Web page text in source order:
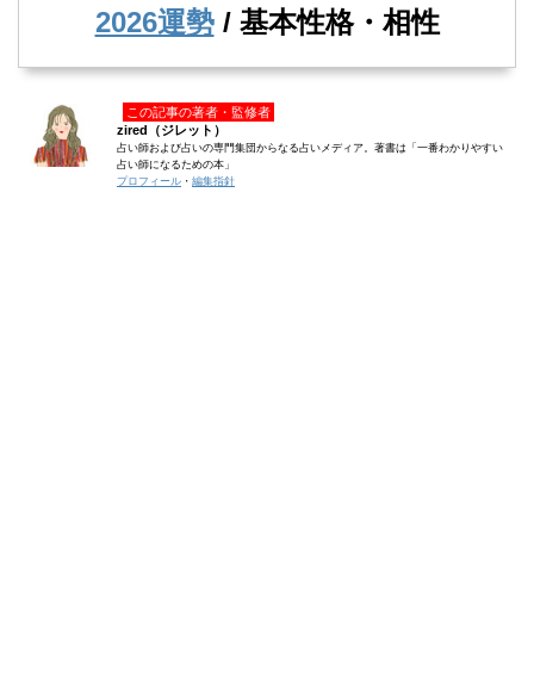
2026運勢/ 基本性格・相性
この記事の著者・監修者
zired（ジレット）
占い師および占いの専門集団からなる占いメディア。著書は「一番わかりやすい
占い師になるための本」
プロフィール ・ 編集指針